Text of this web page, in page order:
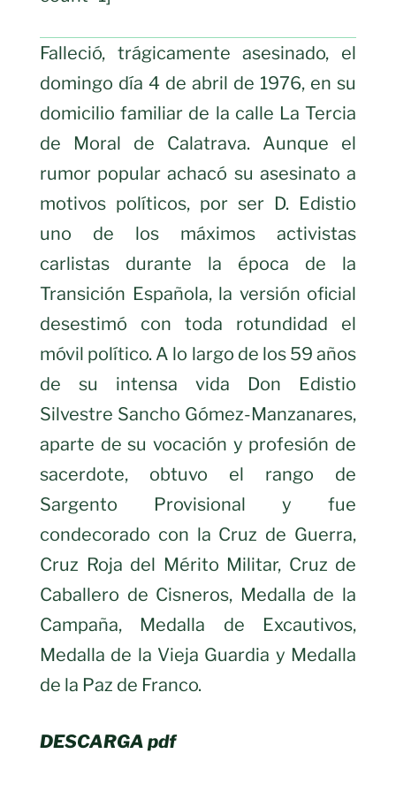
Falleció, trágicamente asesinado, el
domingo día 4 de abril de 1976, en su
domicilio familiar de la calle La Tercia
de Moral de Calatrava. Aunque el
rumor popular achacó su asesinato a
motivos políticos, por ser D. Edistio
uno de los máximos activistas
carlistas durante la época de la
Transición Española, la versión oficial
desestimó con toda rotundidad el
móvil político. A lo largo de los 59 años
de su intensa vida Don Edistio
Silvestre Sancho Gómez-Manzanares,
aparte de su vocación y profesión de
sacerdote, obtuvo el rango de
Sargento Provisional y fue
condecorado con la Cruz de Guerra,
Cruz Roja del Mérito Militar, Cruz de
Caballero de Cisneros, Medalla de la
Campaña, Medalla de Excautivos,
Medalla de la Vieja Guardia y Medalla
de la Paz de Franco.
DESCARGA pdf